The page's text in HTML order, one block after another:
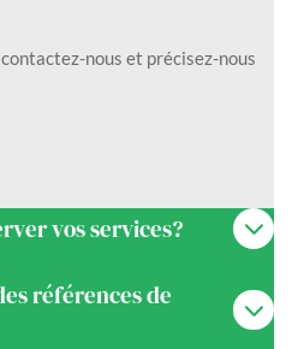
nous et précisez-nous
vos services?
références de